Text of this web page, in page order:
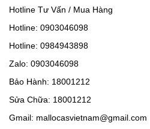
Hotline Tư Vấn / Mua Hàng
Hotline: 0903046098
Hotline: 0984943898
Zalo: 0903046098
Bảo Hành: 18001212
Sửa Chữa: 18001212
Gmail: mallocasvietnam@gmail.com